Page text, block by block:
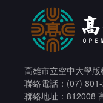
高雄市立空中大學
聯絡電話：(07)
聯絡地址：812008